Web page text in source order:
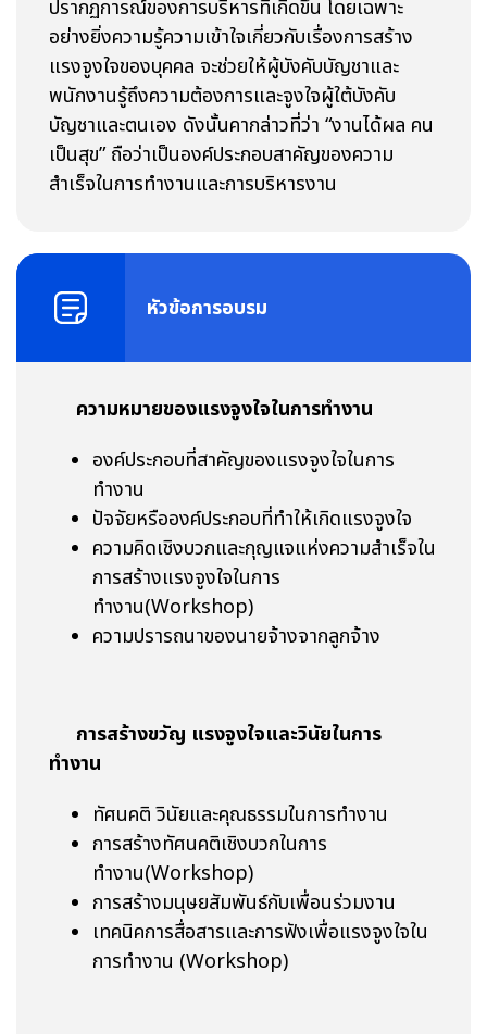
ปรากฏการณ์ของการบริหารที่เกิดขึ้น โดยเฉพาะ
อย่างยิ่งความรู้ความเข้าใจเกี่ยวกับเรื่องการสร้าง
แรงจูงใจของบุคคล จะช่วยให้ผู้บังคับบัญชาและ
พนักงานรู้ถึงความต้องการและจูงใจผู้ใต้บังคับ
บัญชาและตนเอง ดังนั้นคากล่าวที่ว่า “งานได้ผล คน
เป็นสุข” ถือว่าเป็นองค์ประกอบสาคัญของความ
สำเร็จในการทำงานและการบริหารงาน
หัวข้อการอบรม
ความหมายของแรงจูงใจในการทำงาน
องค์ประกอบที่สาคัญของแรงจูงใจในการ
ทำงาน
ปัจจัยหรือองค์ประกอบที่ทำให้เกิดแรงจูงใจ
ความคิดเชิงบวกและกุญแจแห่งความสำเร็จใน
การสร้างแรงจูงใจในการ
ทำงาน(Workshop)
ความปรารถนาของนายจ้างจากลูกจ้าง
การสร้างขวัญ แรงจูงใจและวินัยในการ
ทำงาน
ทัศนคติ วินัยและคุณธรรมในการทำงาน
การสร้างทัศนคติเชิงบวกในการ
ทำงาน(Workshop)
การสร้างมนุษยสัมพันธ์กับเพื่อนร่วมงาน
เทคนิคการสื่อสารและการฟังเพื่อแรงจูงใจใน
การทำงาน (Workshop)